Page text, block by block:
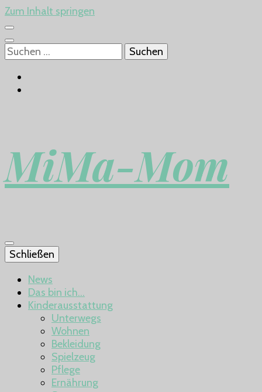
Zum Inhalt springen
Suchen
nach:
MiMa-Mom
Schließen
News
Das bin ich…
Kinderausstattung
Unterwegs
Wohnen
Bekleidung
Spielzeug
Pflege
Ernährung